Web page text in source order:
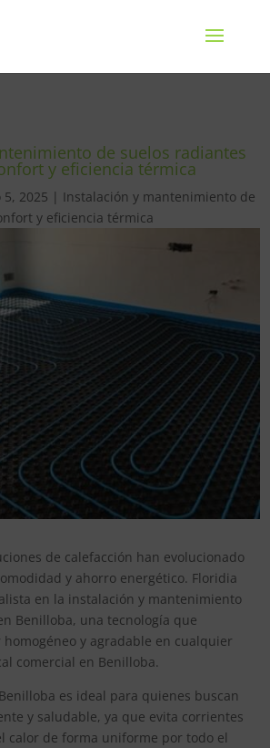
de suelos radiantes
y eficiencia térmica
5, 2025 | Instalación y mantenimiento de
y eficiencia térmica
de calefacción han evolucionado
y ahorro energético. Floridia
en la instalación y mantenimiento
Benilloba, una tecnología que
y agradable en cualquier
comercial en Benilloba.
es ideal para quienes buscan
y saludable, ya que evita corrientes
calor de forma uniforme por todo el